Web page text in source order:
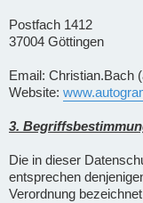
Postfach 1412
37004 Göttingen
Email: Christian.Bach
Website:
3.
Die in dieser
entsprechen
Verordnung